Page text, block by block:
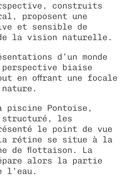
construits
proposent une
et sensible de
la vision naturelle.
d’un monde
perspective biaise
en offrant une focale
piscine Pontoise,
les
le point de vue
la rétine se situe à la
de flottaison. La
alors la partie
l’eau.